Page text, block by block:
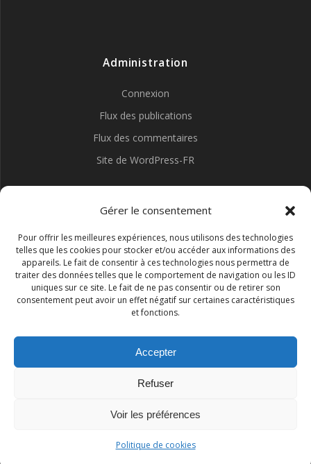
Gérer le consentement
Pour offrir les meilleures expériences, nous utilisons des technologies
telles que les cookies pour stocker et/ou accéder aux informations des
appareils. Le fait de consentir à ces technologies nous permettra de
traiter des données telles que le comportement de navigation ou les ID
uniques sur ce site. Le fait de ne pas consentir ou de retirer son
consentement peut avoir un effet négatif sur certaines caractéristiques
et fonctions.
Accepter
Refuser
Voir les préférences
Politique de cookies
Administration
Connexion
Flux des publications
Flux des commentaires
Site de WordPress-FR
Association I.S.R.A.A.
© 2026 Association I.S.R.A.A.. Construit avec WordPress et le
thème Mesmerize